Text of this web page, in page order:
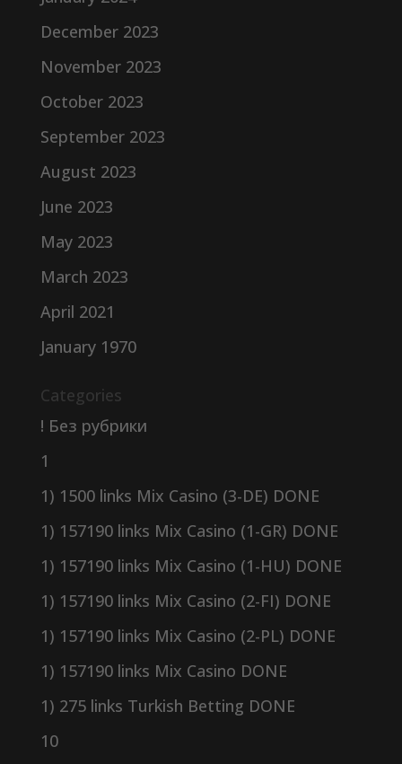
December 2023
November 2023
October 2023
September 2023
August 2023
June 2023
May 2023
March 2023
April 2021
January 1970
Categories
! Без рубрики
1
1) 1500 links Mix Casino (3-DE) DONE
1) 157190 links Mix Casino (1-GR) DONE
1) 157190 links Mix Casino (1-HU) DONE
1) 157190 links Mix Casino (2-FI) DONE
1) 157190 links Mix Casino (2-PL) DONE
1) 157190 links Mix Casino DONE
1) 275 links Turkish Betting DONE
10